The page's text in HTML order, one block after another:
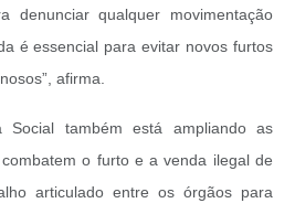
denunciar qualquer movimentação
é essencial para evitar novos furtos
afirma.
Social também está ampliando as
o furto e a venda ilegal de
articulado entre os órgãos para